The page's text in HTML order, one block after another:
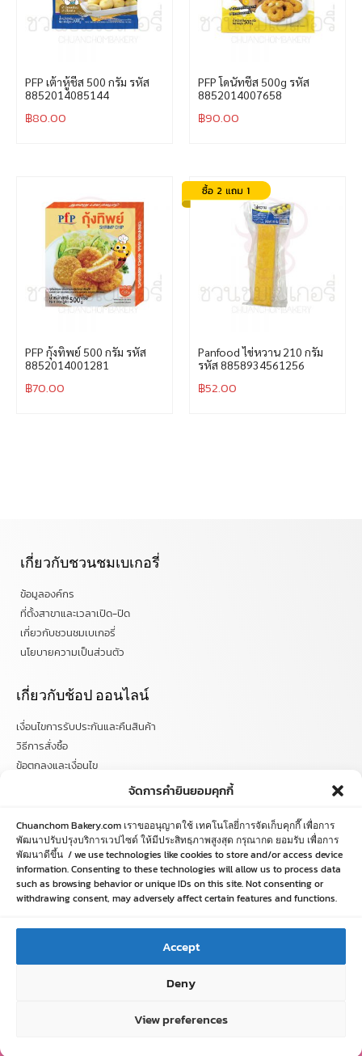
จัดการคำยินยอมคุกกี้
Chuanchom Bakery.com เราขออนุญาตใช้ เทคโนโลยี่การจัดเก็บคุกกี๊ เพื่อการ
พัฒนาปรับปรุงบริการเวปไซด์ ให้มีประสิทธฺภาพสูงสุด กรุณากด ยอมรับ เพื่อการ
พัฒนาดีขึ้น / we use technologies like cookies to store and/or access device
information. Consenting to these technologies will allow us to process data
such as browsing behavior or unique IDs on this site. Not consenting or
withdrawing consent, may adversely affect certain features and functions.
Accept
Deny
View preferences
PFP เต้าหู้ชีส 500 กรัม รหัส
8852014085144
฿80.00
PFP โดนัทชีส 500g รหัส
8852014007658
฿90.00
PFP กุ้งทิพย์ 500 กรัม รหัส
8852014001281
฿70.00
Panfood ไข่หวาน 210 กรัม
รหัส 8858934561256
฿52.00
เกี่ยวกับชวนชมเบเกอรี่
ข้อมูลองค์กร
ที่ตั้งสาขาและเวลาเปิด-ปิด
เกี่ยวกับชวนชมเบเกอรี่
นโยบายความเป็นส่วนตัว
เกี่ยวกับช้อป ออนไลน์
เงื่อนไขการรับประกันและคืนสินค้า
วิธีการสั่งซื้อ
ข้อตกลงและเงื่อนไข
ติดตามข่าวสารได้ที่
chuanchombakery
chuanchombakery
www.chuanchombakery.com
โทร. 065-526-2325, 02 519 8212
E-mail : chuanchom.bakery@gmail.com